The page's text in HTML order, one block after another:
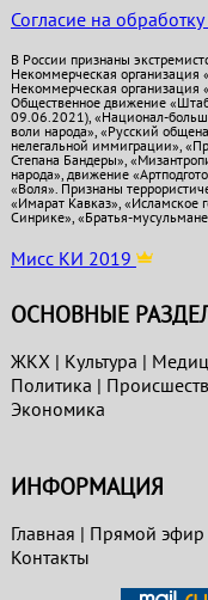
Согласие на
В России признаны
Некоммерческая
Некоммерческая
Общественное движение
09.06.2021), «Национал-
воли народа», «Русский
нелегальной иммиграции»,
Степана Бандеры»,
народа», движение
«Воля». Признаны
«Имарат Кавказ», «Исламское
Синрике», «Братья-
Мисс КИ 2019
ОСНОВНЫЕ
ЖКХ| Культура |
Политика |
Экономика
ИНФОРМАЦИЯ
Главная | Прямой эфир
Контакты